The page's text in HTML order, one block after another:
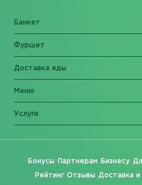
Банкет
Фуршет
Доставка еды
Меню
Услуги
Бонусы Партнерам Бизнесу
Рейтинг Отзывы Доставка и